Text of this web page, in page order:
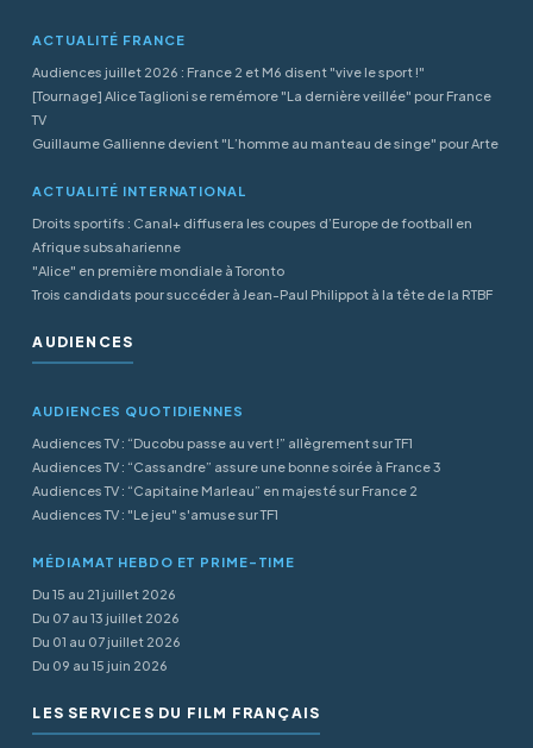
ACTUALITÉ FRANCE
Audiences juillet 2026 : France 2 et M6 disent "vive le sport !"
[Tournage] Alice Taglioni se remémore "La dernière veillée" pour France
TV
Guillaume Gallienne devient "L’homme au manteau de singe" pour Arte
ACTUALITÉ INTERNATIONAL
Droits sportifs : Canal+ diffusera les coupes d’Europe de football en
Afrique subsaharienne
"Alice" en première mondiale à Toronto
Trois candidats pour succéder à Jean-Paul Philippot à la tête de la RTBF
AUDIENCES
AUDIENCES QUOTIDIENNES
Audiences TV : “Ducobu passe au vert !” allègrement sur TF1
Audiences TV : “Cassandre” assure une bonne soirée à France 3
Audiences TV : “Capitaine Marleau” en majesté sur France 2
Audiences TV : "Le jeu" s'amuse sur TF1
MÉDIAMAT HEBDO ET PRIME-TIME
Du 15 au 21 juillet 2026
Du 07 au 13 juillet 2026
Du 01 au 07 juillet 2026
Du 09 au 15 juin 2026
LES SERVICES DU FILM FRANÇAIS